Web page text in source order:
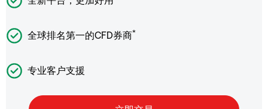
全球排名第一的CFD券商*
专业客户支援